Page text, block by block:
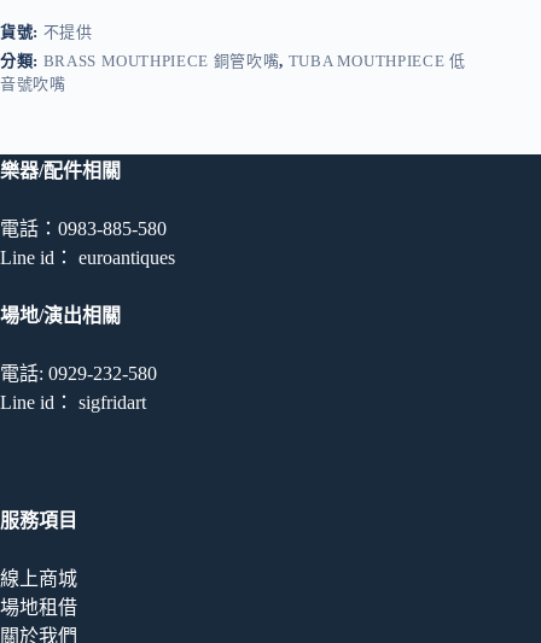
吹
嘴
數
貨號: 不提供
分類: BRASS MOUTHPIECE 銅管吹嘴, TUBA MOUTHPIECE 低
音號吹嘴
樂器/配件相關
電話：0983-885-580
Line id： euroantiques
場地/演出相關
電話: 0929-232-580
Line id： sigfridart
服務項目
線上商城
場地租借
關於我們